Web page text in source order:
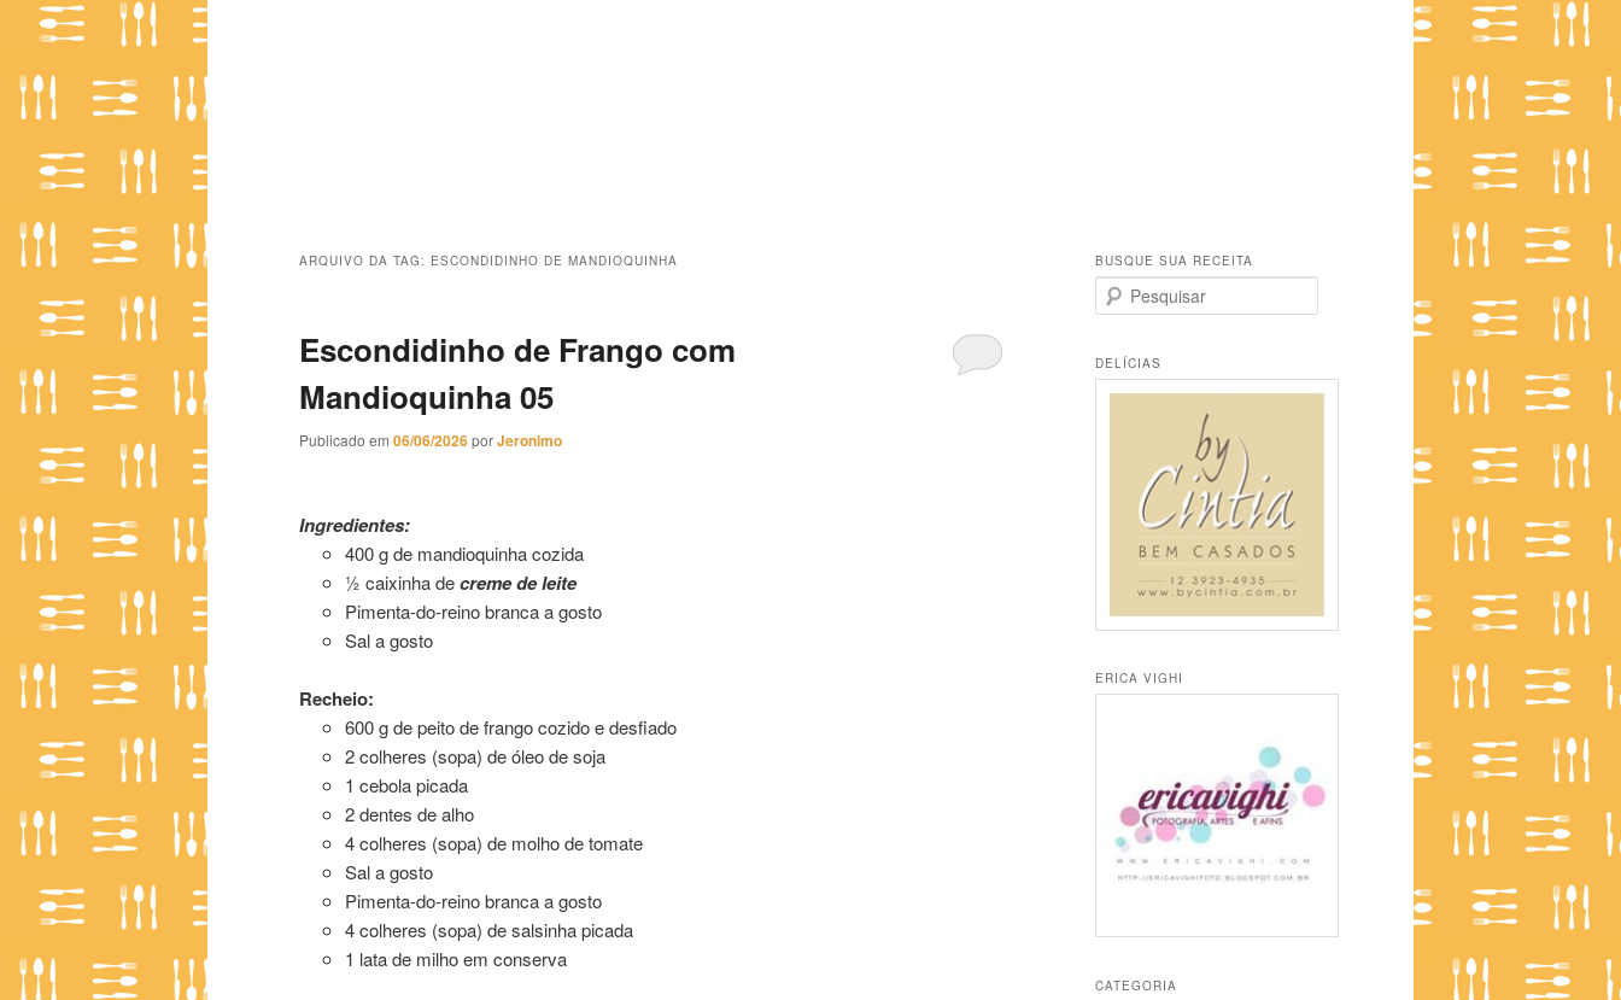
ARQUIVO DA TAG: ESCONDIDINHO DE MANDIOQUINHA
Escondidinho de Frango com
Mandioquinha 05
Publicado em 06/06/2026porJeronimo
Ingredientes:
400 g de mandioquinha cozida
½ caixinha decreme de leite
Pimenta-do-reino branca a gosto
Sal a gosto
Recheio:
600 g de peito de frango cozido e desfiado
2 colheres (sopa) de óleo de soja
1 cebola picada
2 dentes de alho
4 colheres (sopa) de molho de tomate
Sal a gosto
Pimenta-do-reino branca a gosto
4 colheres (sopa) de salsinha picada
1 lata de milho em conserva
BUSQUE SUA RECEITA
e
q
u
DELÍCIAS
ERICA VIGHI
CATEGORIA